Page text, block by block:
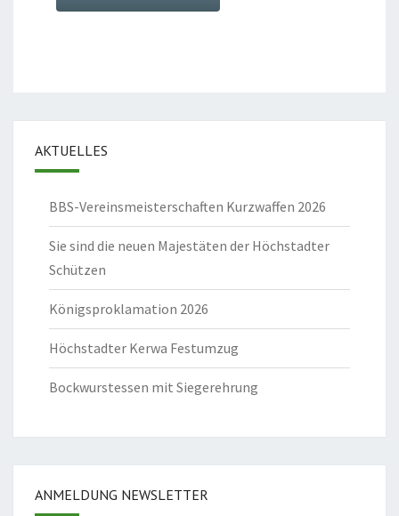
AKTUELLES
BBS-Vereinsmeisterschaften Kurzwaffen 2026
Sie sind die neuen Majestäten der Höchstadter
Schützen
Königsproklamation 2026
Höchstadter Kerwa Festumzug
Bockwurstessen mit Siegerehrung
ANMELDUNG NEWSLETTER